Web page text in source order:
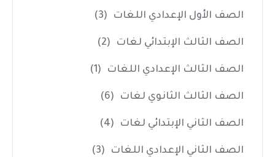
الصف الأول الإعدادي اللغات (3)
الصف الثالث الإبتدائي لغات (2)
الصف الثالث الإعدادي اللغات (1)
الصف الثالث الثانوي لغات (6)
الصف الثاني الإبتدائي لغات (4)
الصف الثاني الإعدادي اللغات (3)